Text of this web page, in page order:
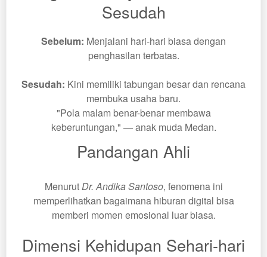
Sesudah
Sebelum: Menjalani hari-hari biasa dengan
penghasilan terbatas.
Sesudah: Kini memiliki tabungan besar dan rencana
membuka usaha baru.
"Pola malam benar-benar membawa
keberuntungan," — anak muda Medan.
Pandangan Ahli
MenurutDr. Andika Santoso, fenomena ini
memperlihatkan bagaimana hiburan digital bisa
memberi momen emosional luar biasa.
Dimensi Kehidupan Sehari-hari